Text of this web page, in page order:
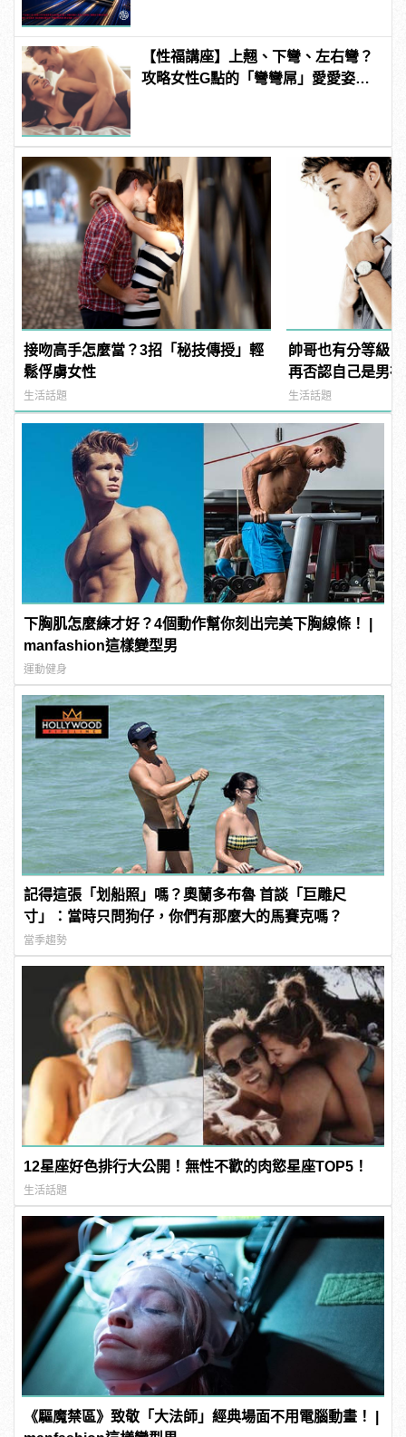
【性福講座】上翹、下彎、左右彎？
攻略女性G點的「彎彎屌」愛愛姿勢
接吻高手怎麼當？3招「秘技傳授」輕
鬆俘虜女性
生活話題
帥哥也有分等級
再否認自己是男
生活話題
下胸肌怎麼練才好？4個動作幫你刻出完美下胸線條！ |
manfashion這樣變型男
運動健身
記得這張「划船照」嗎？奧蘭多布魯 首談「巨雕尺
寸」：當時只問狗仔，你們有那麼大的馬賽克嗎？
當季趨勢
12星座好色排行大公開！無性不歡的肉慾星座TOP5！
生活話題
《驅魔禁區》致敬「大法師」經典場面不用電腦動畫！ |